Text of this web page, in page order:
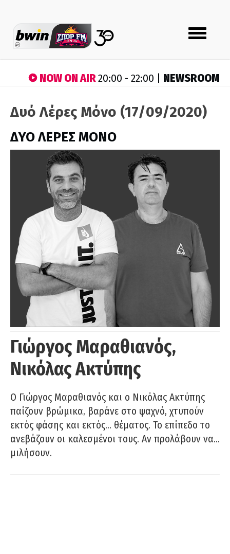
Toggle
navigation
NOW ON AIR20:00 - 22:00 | NEWSROOM
Δυό Λέρες Μόνο (17/09/2020)
ΔΥΟ ΛΕΡΕΣ ΜΟΝΟ
Γιώργος Μαραθιανός,
Νικόλας Ακτύπης
Ο Γιώργος Μαραθιανός και ο Νικόλας Ακτύπης
παίζουν βρώμικα, βαράνε στο ψαχνό, χτυπούν
εκτός φάσης και εκτός… θέματος. Το επίπεδο το
ανεβάζουν οι καλεσμένοι τους. Αν προλάβουν να…
μιλήσουν.